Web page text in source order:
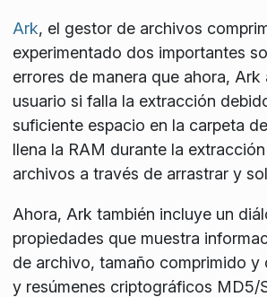
Ark, el gestor de archivos
experimentado dos importantes
errores de manera que ahora, Ark
usuario si falla la extracción
suficiente espacio en la carpeta
llena la RAM durante la
archivos a través de arrastrar y
Ahora, Ark también incluye un
propiedades que muestra
de archivo, tamaño comprimido y
y resúmenes criptográficos MD5/